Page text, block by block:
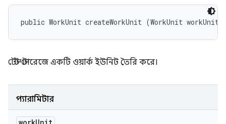
public WorkUnit createWorkUnit (WorkUnit workUnit)
টেস্ট স্টোরেজে একটি ওয়ার্ক ইউনিট তৈরি করে।
প্যারামিটার